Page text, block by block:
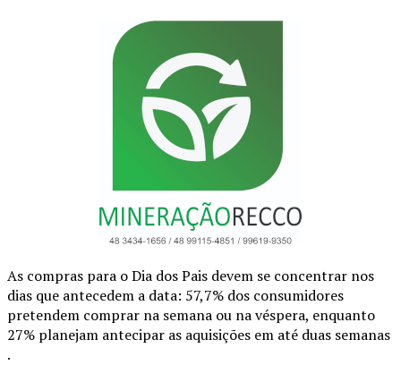
As compras para o Dia dos Pais devem se concentrar nos
dias que antecedem a data: 57,7% dos consumidores
pretendem comprar na semana ou na véspera, enquanto
27% planejam antecipar as aquisições em até duas semanas
.